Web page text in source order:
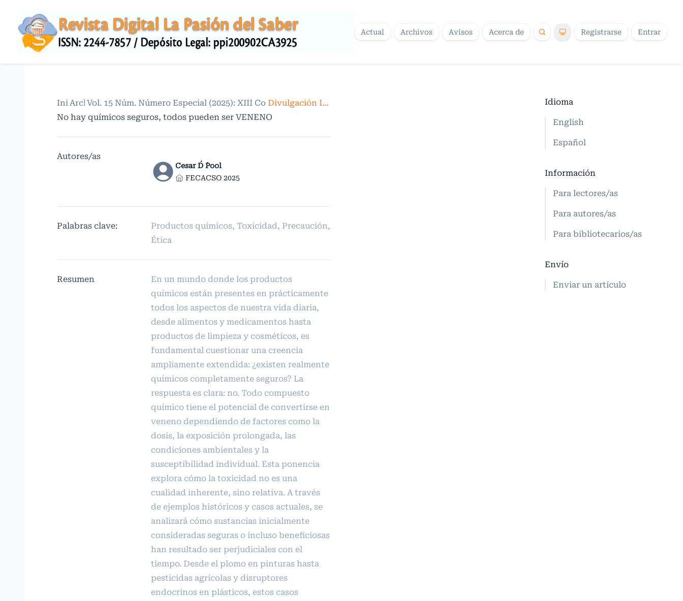
Actual Archivos Avisos Acerca de Registrarse Entrar
Inicio /
Archivos /
Vol. 15 Núm. Número Especial (2025): XIII Congreso Centroamericano y del Caribe de Salud Ocupacional. FECACSO 2025
Divulgación Institucional. Contribuciones
No hay químicos seguros, todos pueden ser VENENO
Autores/as
Cesar D´ ´Pool
FECACSO 2025
Palabras clave:
Productos químicos, Toxicidad, Precaución,
Ética
Resumen
En un mundo donde los productos
químicos están presentes en prácticamente
todos los aspectos de nuestra vida diaria,
desde alimentos y medicamentos hasta
productos de limpieza y cosméticos, es
fundamental cuestionar una creencia
ampliamente extendida: ¿existen realmente
químicos completamente seguros? La
respuesta es clara: no. Todo compuesto
químico tiene el potencial de convertirse en
veneno dependiendo de factores como la
dosis, la exposición prolongada, las
condiciones ambientales y la
susceptibilidad individual. Esta ponencia
explora cómo la toxicidad no es una
cualidad inherente, sino relativa. A través
de ejemplos históricos y casos actuales, se
analizará cómo sustancias inicialmente
consideradas seguras o incluso beneficiosas
han resultado ser perjudiciales con el
tiempo. Desde el plomo en pinturas hasta
pesticidas agrícolas y disruptores
endocrinos en plásticos, estos casos
Idioma
English
Español
Información
Para lectores/as
Para autores/as
Para bibliotecarios/as
Envío
Enviar un artículo